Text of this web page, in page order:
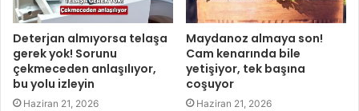
Deterjan almıyorsa telaşa
gerek yok! Sorunu
çekmeceden anlaşılıyor,
bu yolu izleyin
Haziran 21, 2026
Maydanoz almaya son!
Cam kenarında bile
yetişiyor, tek başına
coşuyor
Haziran 21, 2026